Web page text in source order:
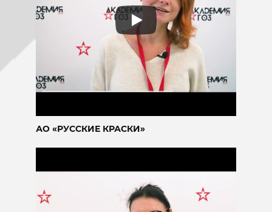
АО «РУССКИЕ КРАСКИ»